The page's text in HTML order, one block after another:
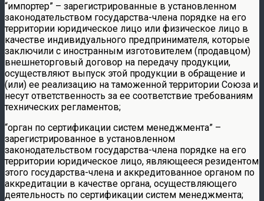
“импортер” – зарегистрированные в установленном
законодательством государства-члена порядке на его
территории юридическое лицо или физическое лицо в
качестве индивидуального предпринимателя, которые
заключили с иностранным изготовителем (продавцом)
внешнеторговый договор на передачу продукции,
осуществляют выпуск этой продукции в обращение и
(или) ее реализацию на таможенной территории Союза и
несут ответственность за ее соответствие требованиям
технических регламентов;
“орган по сертификации систем менеджмента” –
зарегистрированное в установленном
законодательством государства-члена порядке на его
территории юридическое лицо, являющееся резидентом
этого государства-члена и аккредитованное органом по
аккредитации в качестве органа, осуществляющего
деятельность по сертификации систем менеджмента;